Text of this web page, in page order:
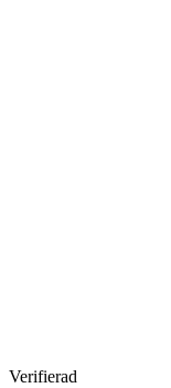
Verifierad